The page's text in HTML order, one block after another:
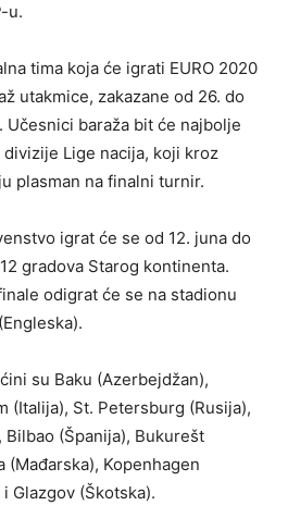
u.
tima koja će igrati EURO 2020
utakmice, zakazane od 26. do
Učesnici baraža bit će najbolje
Lige nacija, koji kroz
plasman na finalni turnir.
igrat će se od 12. juna do
gradova Starog kontinenta.
odigrat će se na stadionu
su Baku (Azerbejdžan),
(Italija), St. Petersburg (Rusija),
(Španija), Bukurešt
(Mađarska), Kopenhagen
Glazgov (Škotska).